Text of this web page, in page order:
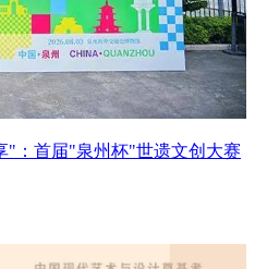
"：首届"泉州杯"世遗文创大赛